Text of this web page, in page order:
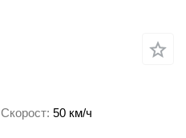
Скорост 50 км/ч